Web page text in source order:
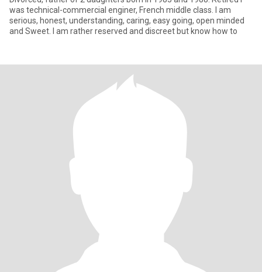
was technical-commercial enginer, French middle class. I am
serious, honest, understanding, caring, easy going, open minded
and Sweet. I am rather reserved and discreet but know how to